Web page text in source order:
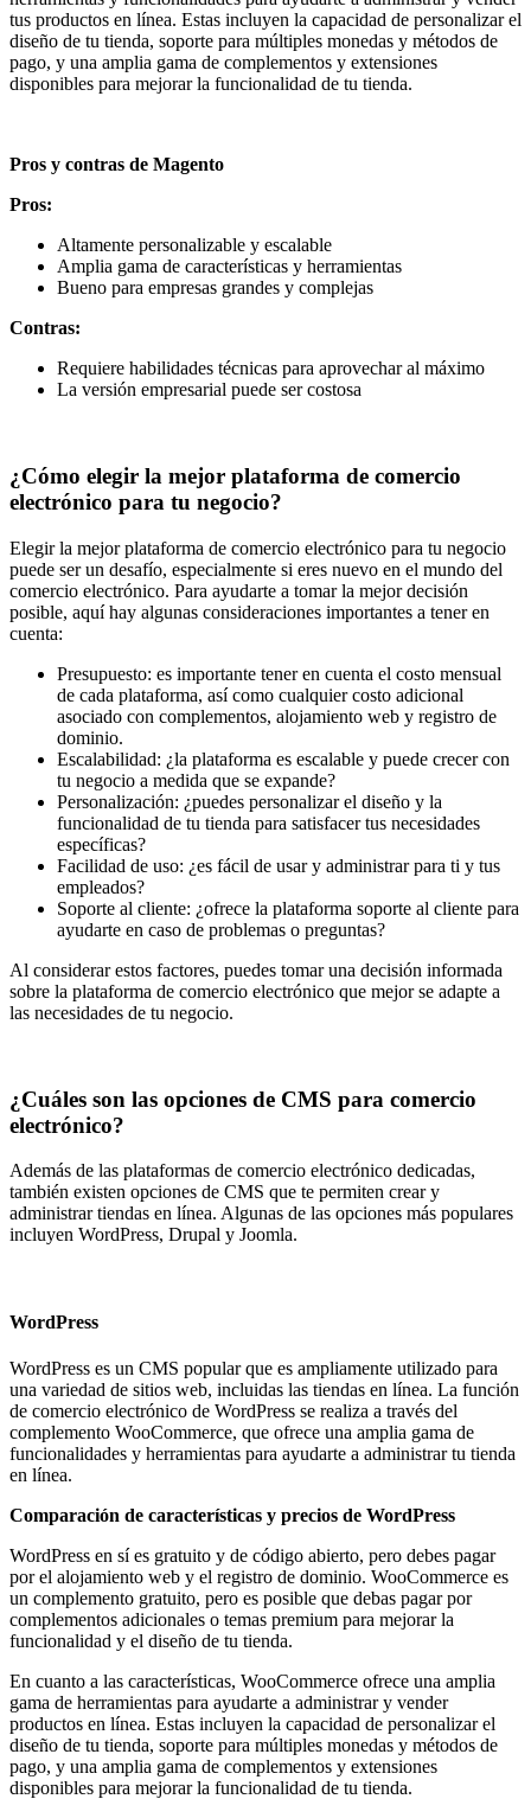
tus productos en línea. Estas incluyen la capacidad de personalizar el
diseño de tu tienda, soporte para múltiples monedas y métodos de
pago, y una amplia gama de complementos y extensiones
disponibles para mejorar la funcionalidad de tu tienda.
Pros y contras de Magento
Pros:
Altamente personalizable y escalable
Amplia gama de características y herramientas
Bueno para empresas grandes y complejas
Contras:
Requiere habilidades técnicas para aprovechar al máximo
La versión empresarial puede ser costosa
¿Cómo elegir la mejor plataforma de comercio
electrónico para tu negocio?
Elegir la mejor plataforma de comercio electrónico para tu negocio
puede ser un desafío, especialmente si eres nuevo en el mundo del
comercio electrónico. Para ayudarte a tomar la mejor decisión
posible, aquí hay algunas consideraciones importantes a tener en
cuenta:
Presupuesto: es importante tener en cuenta el costo mensual
de cada plataforma, así como cualquier costo adicional
asociado con complementos, alojamiento web y registro de
dominio.
Escalabilidad: ¿la plataforma es escalable y puede crecer con
tu negocio a medida que se expande?
Personalización: ¿puedes personalizar el diseño y la
funcionalidad de tu tienda para satisfacer tus necesidades
específicas?
Facilidad de uso: ¿es fácil de usar y administrar para ti y tus
empleados?
Soporte al cliente: ¿ofrece la plataforma soporte al cliente para
ayudarte en caso de problemas o preguntas?
Al considerar estos factores, puedes tomar una decisión informada
sobre la plataforma de comercio electrónico que mejor se adapte a
las necesidades de tu negocio.
¿Cuáles son las opciones de CMS para comercio
electrónico?
Además de las plataformas de comercio electrónico dedicadas,
también existen opciones de CMS que te permiten crear y
administrar tiendas en línea. Algunas de las opciones más populares
incluyen WordPress, Drupal y Joomla.
WordPress
WordPress es un CMS popular que es ampliamente utilizado para
una variedad de sitios web, incluidas las tiendas en línea. La función
de comercio electrónico de WordPress se realiza a través del
complemento WooCommerce, que ofrece una amplia gama de
funcionalidades y herramientas para ayudarte a administrar tu tienda
en línea.
Comparación de características y precios de WordPress
WordPress en sí es gratuito y de código abierto, pero debes pagar
por el alojamiento web y el registro de dominio. WooCommerce es
un complemento gratuito, pero es posible que debas pagar por
complementos adicionales o temas premium para mejorar la
funcionalidad y el diseño de tu tienda.
En cuanto a las características, WooCommerce ofrece una amplia
gama de herramientas para ayudarte a administrar y vender
productos en línea. Estas incluyen la capacidad de personalizar el
diseño de tu tienda, soporte para múltiples monedas y métodos de
pago, y una amplia gama de complementos y extensiones
disponibles para mejorar la funcionalidad de tu tienda.